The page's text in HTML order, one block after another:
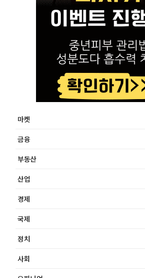
마켓
금융
부동산
산업
경제
국제
정치
사회